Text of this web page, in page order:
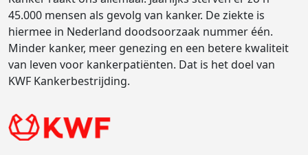
45.000 mensen als gevolg van kanker. De ziekte is
hiermee in Nederland doodsoorzaak nummer één.
Minder kanker, meer genezing en een betere kwaliteit
van leven voor kankerpatiënten. Dat is het doel van
KWF Kankerbestrijding.